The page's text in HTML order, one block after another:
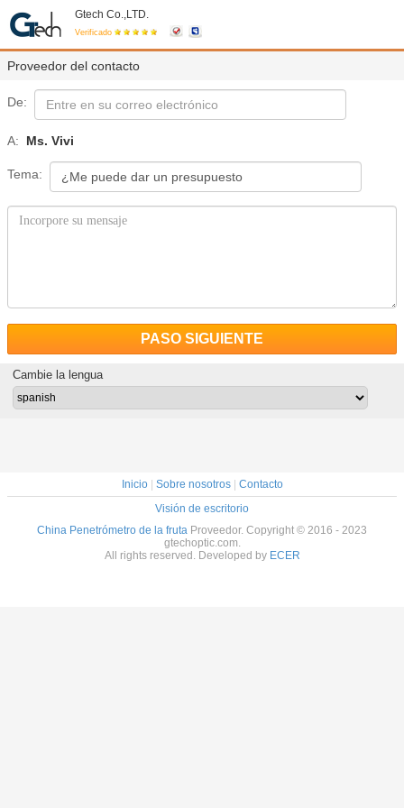
Gtech Co.,LTD.
Verificado
Proveedor del contacto
De:
A: Ms. Vivi
Tema:
PASO SIGUIENTE
Cambie la lengua
Inicio| Sobre nosotros| Contacto
Visión de escritorio
China Penetrómetro de la fruta Proveedor. Copyright © 2016 - 2023
gtechoptic.com.
All rights reserved. Developed by ECER